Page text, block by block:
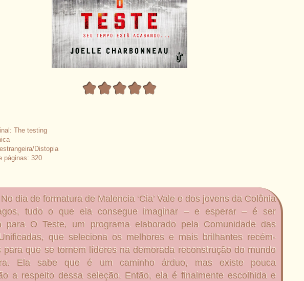
testing
Distopia
320
dia de formatura de Malencia ‘Cia’ Vale e dos jovens da Colônia
tudo o que ela consegue imaginar – e esperar – é ser
para O Teste, um programa elaborado pela Comunidade das
que seleciona os melhores e mais brilhantes recém-
para que se tornem líderes na demorada reconstrução do mundo
Ela sabe que é um caminho árduo, mas existe pouca
a respeito dessa seleção. Então, ela é finalmente escolhida e